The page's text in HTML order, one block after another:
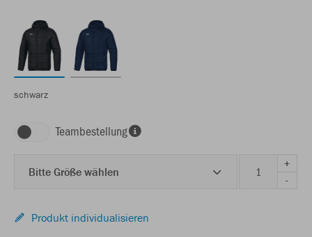
schwarz
Teambestellung
Bitte Größe wählen
+
-
Produkt individualisieren